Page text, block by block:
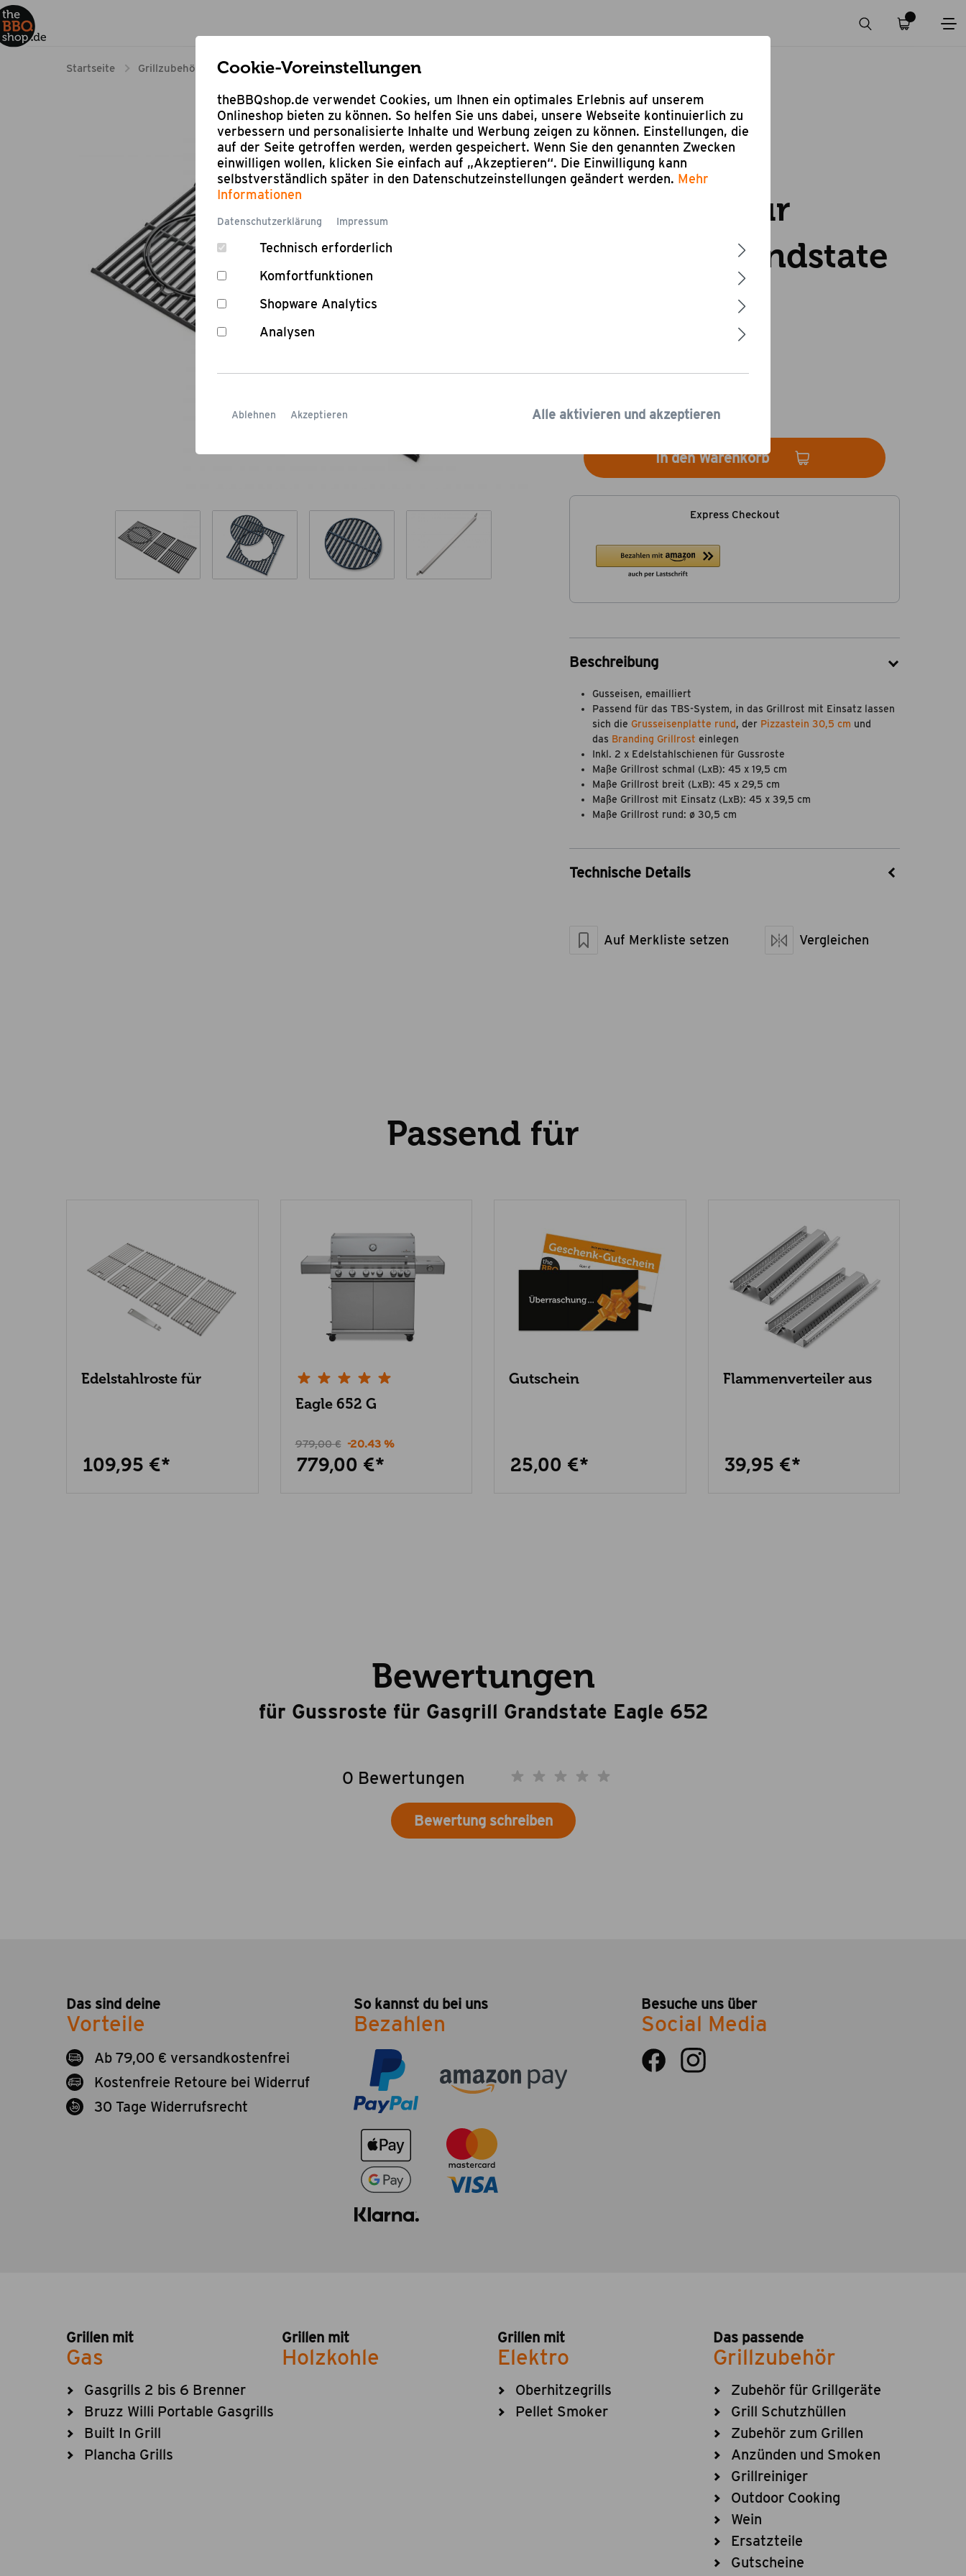
Startseite Grillzubehör Zubehör für Grillgeräte Gussroste für Gasgrill Grandstate Eagle 652
Bewertung schreiben
Gussroste für
Gasgrill Grandstate
In den Warenkorb
Express Checkout
Beschreibung
Gusseisen, emailliert
Passend für das TBS-System, in das Grillrost mit Einsatz lassen
sich die Grusseisenplatte rund, der Pizzastein 30,5 cm und
das Branding Grillrost einlegen
Inkl. 2 x Edelstahlschienen für Gussroste
Maße Grillrost schmal (LxB): 45 x 19,5 cm
Maße Grillrost breit (LxB): 45 x 29,5 cm
Maße Grillrost mit Einsatz (LxB): 45 x 39,5 cm
Maße Grillrost rund: ø 30,5 cm
Technische Details
Material
Gusseisen
Auf Merkliste setzen Vergleichen
Passend für
Edelstahlroste für
109,95 €*
Eagle 652 G
779,00 €*
979,00 € -20.43 %
Gutschein
25,00 €*
Flammenverteiler aus
39,95 €*
Bewertungen
für Gussroste für Gasgrill Grandstate Eagle 652
0 Bewertungen
Bewertung schreiben
Das sind deine
Vorteile
Ab 79,00 € versandkostenfrei
Kostenfreie Retoure bei Widerruf
30 Tage Widerrufsrecht
So kannst du bei uns
Bezahlen
Besuche uns über
Social Media
Grillen mit
Gas
Gasgrills 2 bis 6 Brenner
Bruzz Willi Portable Gasgrills
Built In Grill
Plancha Grills
Grillen mit
Holzkohle
Grillen mit
Elektro
Oberhitzegrills
Pellet Smoker
Das passende
Grillzubehör
Zubehör für Grillgeräte
Grill Schutzhüllen
Zubehör zum Grillen
Anzünden und Smoken
Grillreiniger
Outdoor Cooking
Wein
Ersatzteile
Gutscheine
Cookie-Voreinstellungen
theBBQshop.de verwendet Cookies, um Ihnen ein optimales Erlebnis auf unserem
Onlineshop bieten zu können. So helfen Sie uns dabei, unsere Webseite kontinuierlich zu
verbessern und personalisierte Inhalte und Werbung zeigen zu können. Einstellungen, die
auf der Seite getroffen werden, werden gespeichert. Wenn Sie den genannten Zwecken
einwilligen wollen, klicken Sie einfach auf „Akzeptieren“. Die Einwilligung kann
selbstverständlich später in den Datenschutzeinstellungen geändert werden. Mehr
Informationen
Datenschutzerklärung Impressum
Technisch erforderlich
Komfortfunktionen
Shopware Analytics
Analysen
Ablehnen Akzeptieren Alle aktivieren und akzeptieren